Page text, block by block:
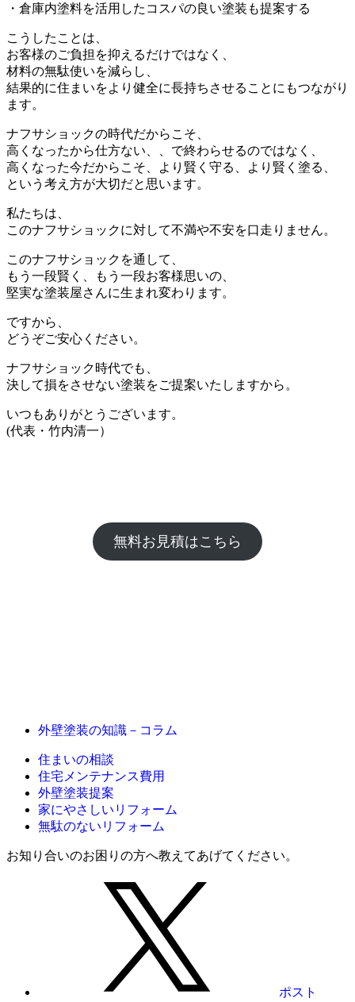
・倉庫内塗料を活用したコスパの良い塗装も提案する
こうしたことは、
お客様のご負担を抑えるだけではなく、
材料の無駄使いを減らし、
結果的に住まいをより健全に長持ちさせることにもつながり
ます。
ナフサショックの時代だからこそ、
高くなったから仕方ない、、で終わらせるのではなく、
高くなった今だからこそ、より賢く守る、より賢く塗る、
という考え方が大切だと思います。
私たちは、
このナフサショックに対して不満や不安を口走りません。
このナフサショックを通して、
もう一段賢く、もう一段お客様思いの、
堅実な塗装屋さんに生まれ変わります。
ですから、
どうぞご安心ください。
ナフサショック時代でも、
決して損をさせない塗装をご提案いたしますから。
いつもありがとうございます。
(代表・竹内清一）
無料お見積はこちら
外壁塗装の知識－コラム
住まいの相談
住宅メンテナンス費用
外壁塗装提案
家にやさしいリフォーム
無駄のないリフォーム
お知り合いのお困りの方へ教えてあげてください。
ポスト